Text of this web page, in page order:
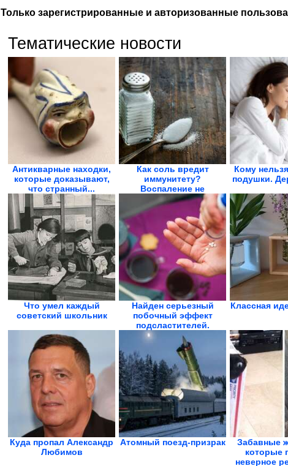
Только зарегистрированные и авторизованные
Тематические новости
Антикварные находки,
которые доказывают,
что странный...
Как соль вредит
иммунитету?
Воспаление не
проходит
Кому
подушки.
Что умел каждый
советский школьник
Найден серьезный
побочный эффект
подсластителей.
Особо...
Классная
Куда пропал Александр
Любимов
Атомный поезд-призрак
Забавные
которые
неверное